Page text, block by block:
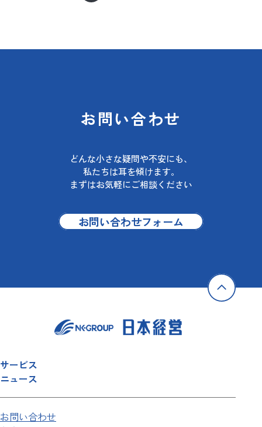
お問い合わせ
どんな小さな疑問や不安にも、
私たちは耳を傾けます。
まずはお気軽にご相談ください
お問い合わせフォーム
サービス
ニュース
お問い合わせ